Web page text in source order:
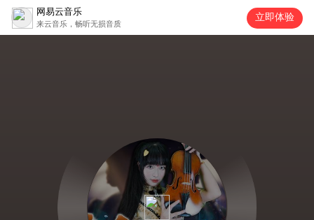
网易云音乐
来云音乐，畅听无损音质
立即体验